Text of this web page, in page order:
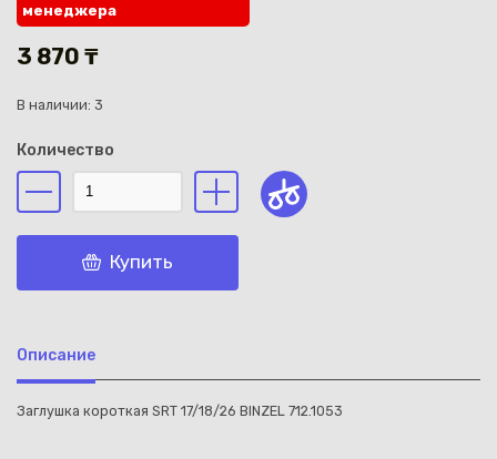
менеджера
3 870 ₸
В наличии: 3
Количество
Купить
Описание
Заглушка короткая SRT 17/18/26 BINZEL 712.1053